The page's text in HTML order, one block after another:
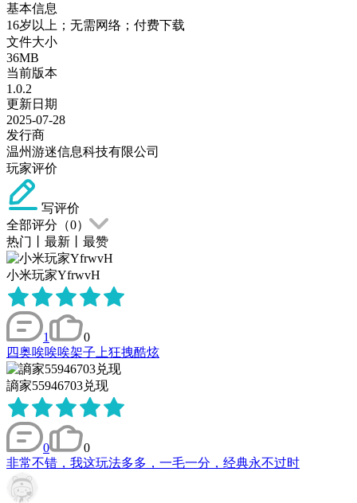
基本信息
16岁以上；无需网络；付费下载
文件大小
36MB
当前版本
1.0.2
更新日期
2025-07-28
发行商
温州游迷信息科技有限公司
玩家评价
写评价
全部评分（0）
热门
最新 最赞
小米玩家YfrwvH
1
0
四奥唉唉唉架子上狂拽酷炫
謪家55946703兑现
0
0
非常不错，我这玩法多多，一毛一分，经典永不过时